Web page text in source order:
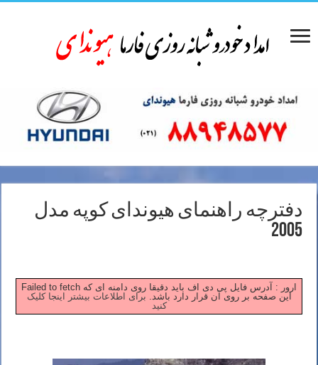
دفترچه راهنمای هیوندای کوپه مدل
2005
Failed to fetch ارور : آدرس فایل پی دی اف باید دقیقا روی دامنه ای که
این صفحه بر روی آن قرار دارد باشد. برای اطلاعات بیشتر اینجا کلیک
کنید